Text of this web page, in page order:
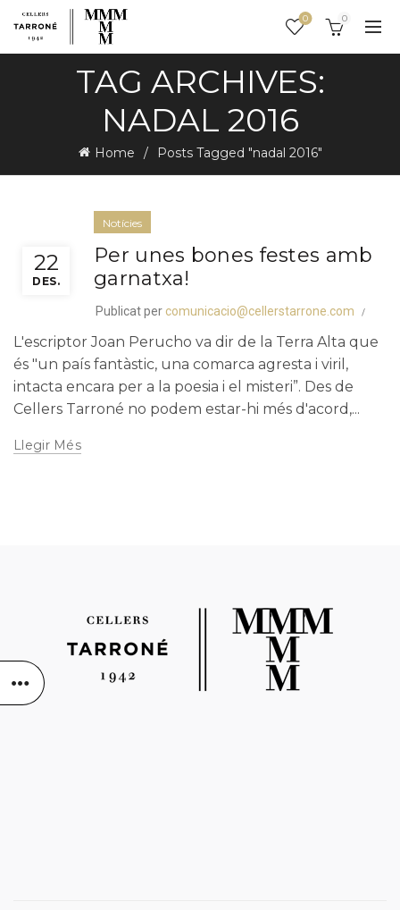
0 0
TAG ARCHIVES:
NADAL 2016
Home Posts Tagged "nadal 2016"
22
DES.
Notícies
Per unes bones festes amb
garnatxa!
Publicat per comunicacio@cellerstarrone.com
L'escriptor Joan Perucho va dir de la Terra Alta que
és "un país fantàstic, una comarca agresta i viril,
intacta encara per a la poesia i el misteri”. Des de
Cellers Tarroné no podem estar-hi més d'acord,...
Llegir Més